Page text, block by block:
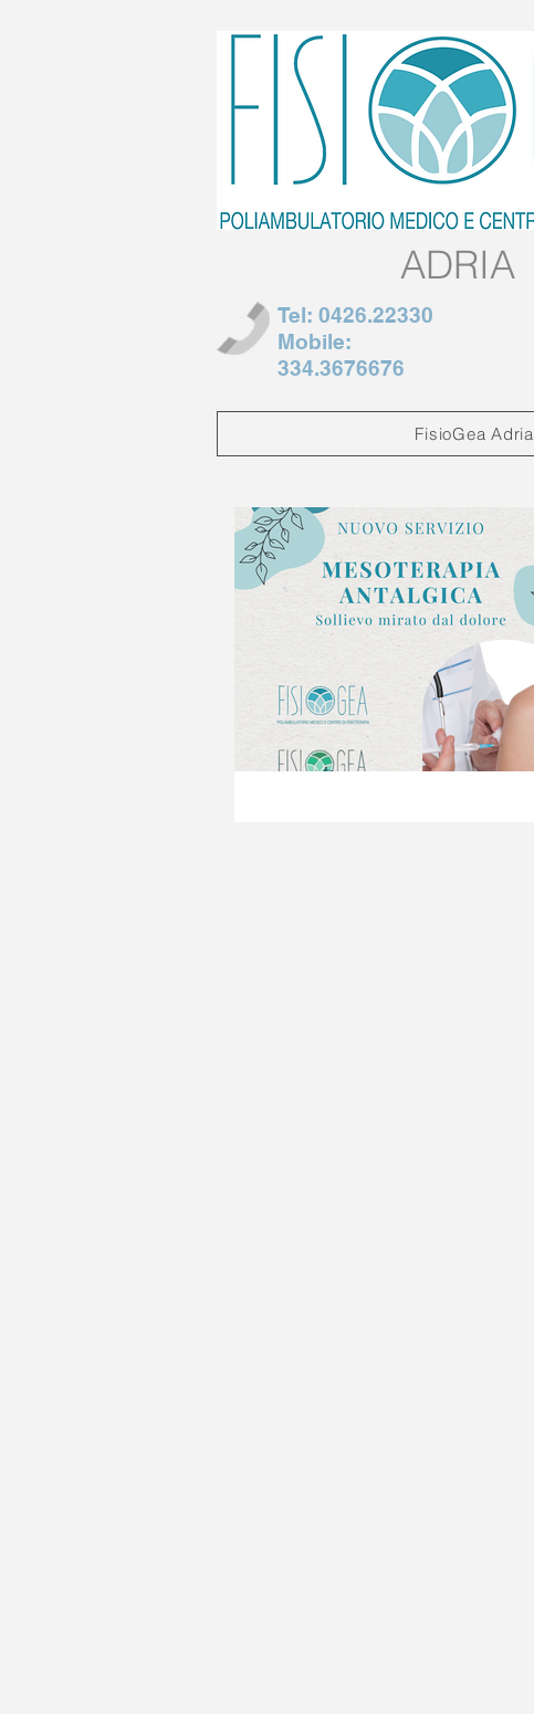
ADRIA
Tel: 0426.22330
Mobile:
334.3676676
FisioGea Adria